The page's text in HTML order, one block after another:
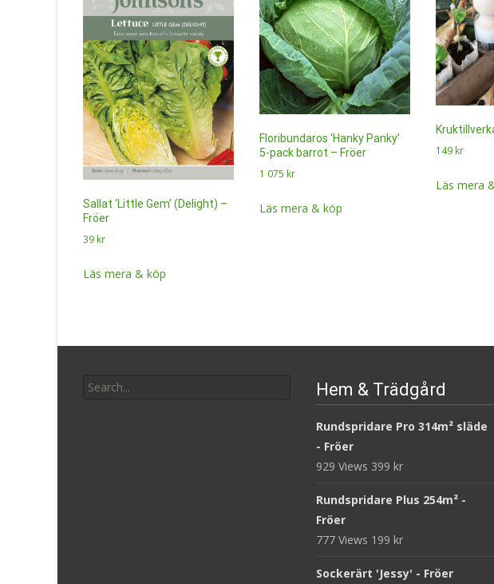
Sallat ‘Little Gem’ (Delight) –
Fröer
39 kr
Läs mera & köp
Floribundaros ‘Hanky Panky’
5-pack barrot – Fröer
1 075 kr
Läs mera & köp
149 kr
Läs mera
for:
Hem & Trädgård
Rundspridare Pro 314m² släde
- Fröer
929 Views 399 kr
Rundspridare Plus 254m² -
Fröer
777 Views 199 kr
Sockerärt 'Jessy' - Fröer